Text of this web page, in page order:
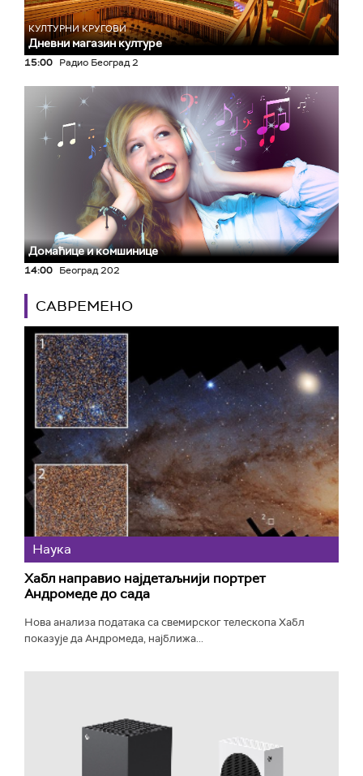
КУЛТУРНИ КРУГОВИ
Дневни магазин културе
15:00 Радио Београд 2
Домаћице и комшинице
14:00 Београд 202
САВРЕМЕНО
Наука
Хабл направио најдетаљнији портрет
Андромеде до сада
Нова анализа података са свемирског телескопа Хабл
показује да Андромеда, најближа...